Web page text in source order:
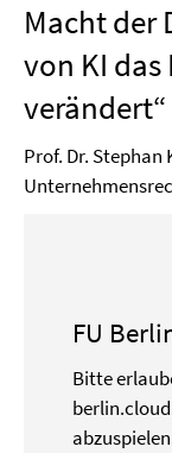
Macht der
von KI das
verändert“
Prof. Dr. Stephan
FU
Bitte